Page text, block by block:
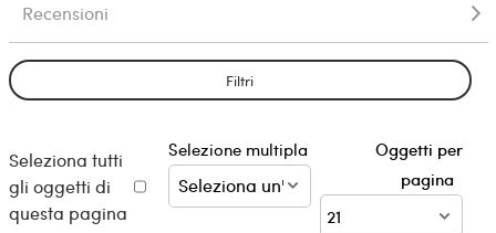
Recensioni
Filtri
Seleziona tutti
gli oggetti di
questa pagina
Selezione multipla
Oggetti per
pagina